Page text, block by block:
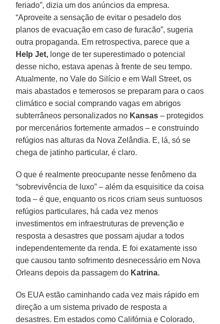
feriado”, dizia um dos anúncios da empresa.
“Aproveite a sensação de evitar o pesadelo dos
planos de evacuação em caso de furacão”, sugeria
outra propaganda. Em retrospectiva, parece que a
Help Jet, longe de ter superestimado o potencial
desse nicho, estava apenas à frente de seu tempo.
Atualmente, no Vale do Silício e em Wall Street, os
mais abastados e temerosos se preparam para o caos
climático e social comprando vagas em abrigos
subterrâneos personalizados no Kansas – protegidos
por mercenários fortemente armados – e construindo
refúgios nas alturas da Nova Zelândia. E, lá, só se
chega de jatinho particular, é claro.
O que é realmente preocupante nesse fenômeno da
“sobrevivência de luxo” – além da esquisitice da coisa
toda – é que, enquanto os ricos criam seus suntuosos
refúgios particulares, há cada vez menos
investimentos em infraestruturas de prevenção e
resposta a desastres que possam ajudar a todos
independentemente da renda. E foi exatamente isso
que causou tanto sofrimento desnecessário em Nova
Orleans depois da passagem do Katrina.
Os EUA estão caminhando cada vez mais rápido em
direção a um sistema privado de resposta a
desastres. Em estados como Califórnia e Colorado,